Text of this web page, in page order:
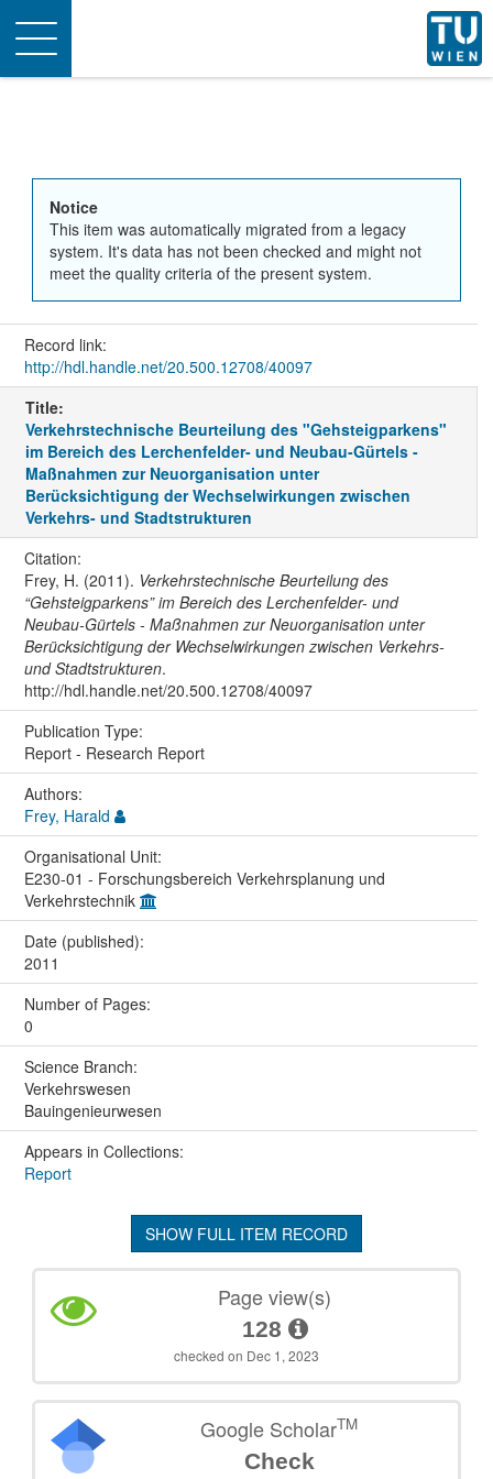
Toggle
navigation
Notice
This item was automatically migrated from a legacy
system. It's data has not been checked and might not
meet the quality criteria of the present system.
Record link:
http://hdl.handle.net/20.500.12708/40097
Title:
Verkehrstechnische Beurteilung des "Gehsteigparkens"
im Bereich des Lerchenfelder- und Neubau-Gürtels -
Maßnahmen zur Neuorganisation unter
Berücksichtigung der Wechselwirkungen zwischen
Verkehrs- und Stadtstrukturen
Citation:
Frey, H. (2011). Verkehrstechnische Beurteilung des
“Gehsteigparkens” im Bereich des Lerchenfelder- und
Neubau-Gürtels - Maßnahmen zur Neuorganisation unter
Berücksichtigung der Wechselwirkungen zwischen Verkehrs-
und Stadtstrukturen.
http://hdl.handle.net/20.500.12708/40097
Publication Type:
Report - Research Report
Authors:
Frey, Harald
Organisational Unit:
E230-01 - Forschungsbereich Verkehrsplanung und
Verkehrstechnik
Date (published):
2011
Number of Pages:
0
Science Branch:
Verkehrswesen
Bauingenieurwesen
Appears in Collections:
Report
SHOW FULL ITEM RECORD
Page view(s)
128
checked on Dec 1, 2023
Google ScholarTM
Check